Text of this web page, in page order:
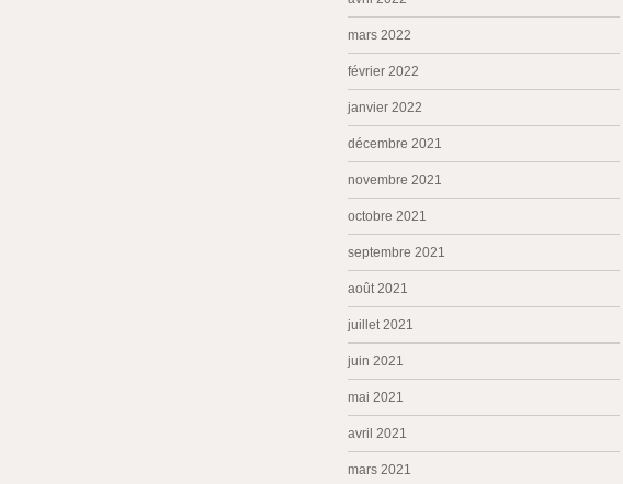
mars 2022
février 2022
janvier 2022
décembre 2021
novembre 2021
octobre 2021
septembre 2021
août 2021
juillet 2021
juin 2021
mai 2021
avril 2021
mars 2021